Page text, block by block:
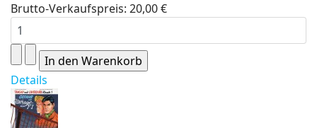
Brutto-Verkaufspreis: 20,00 €
Details